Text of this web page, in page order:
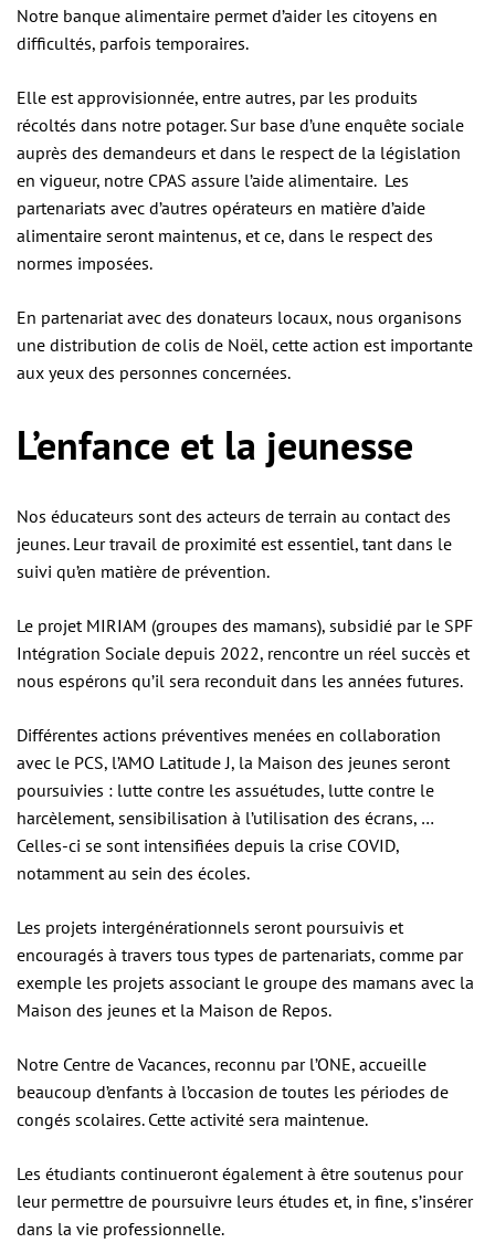
Notre banque alimentaire permet d’aider les citoyens en
difficultés, parfois temporaires.
Elle est approvisionnée, entre autres, par les produits
récoltés dans notre potager. Sur base d’une enquête sociale
auprès des demandeurs et dans le respect de la législation
en vigueur, notre CPAS assure l’aide alimentaire. Les
partenariats avec d’autres opérateurs en matière d’aide
alimentaire seront maintenus, et ce, dans le respect des
normes imposées.
En partenariat avec des donateurs locaux, nous organisons
une distribution de colis de Noël, cette action est importante
aux yeux des personnes concernées.
L’enfance et la jeunesse
Nos éducateurs sont des acteurs de terrain au contact des
jeunes. Leur travail de proximité est essentiel, tant dans le
suivi qu’en matière de prévention.
Le projet MIRIAM (groupes des mamans), subsidié par le SPF
Intégration Sociale depuis 2022, rencontre un réel succès et
nous espérons qu’il sera reconduit dans les années futures.
Différentes actions préventives menées en collaboration
avec le PCS, l’AMO Latitude J, la Maison des jeunes seront
poursuivies : lutte contre les assuétudes, lutte contre le
harcèlement, sensibilisation à l’utilisation des écrans, …
Celles-ci se sont intensifiées depuis la crise COVID,
notamment au sein des écoles.
Les projets intergénérationnels seront poursuivis et
encouragés à travers tous types de partenariats, comme par
exemple les projets associant le groupe des mamans avec la
Maison des jeunes et la Maison de Repos.
Notre Centre de Vacances, reconnu par l’ONE, accueille
beaucoup d’enfants à l’occasion de toutes les périodes de
congés scolaires. Cette activité sera maintenue.
Les étudiants continueront également à être soutenus pour
leur permettre de poursuivre leurs études et, in fine, s’insérer
dans la vie professionnelle.